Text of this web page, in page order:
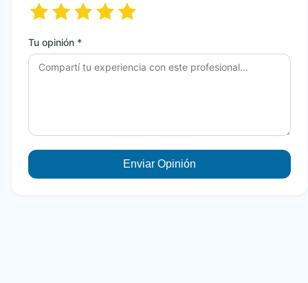
Tu opinión *
Enviar Opinión